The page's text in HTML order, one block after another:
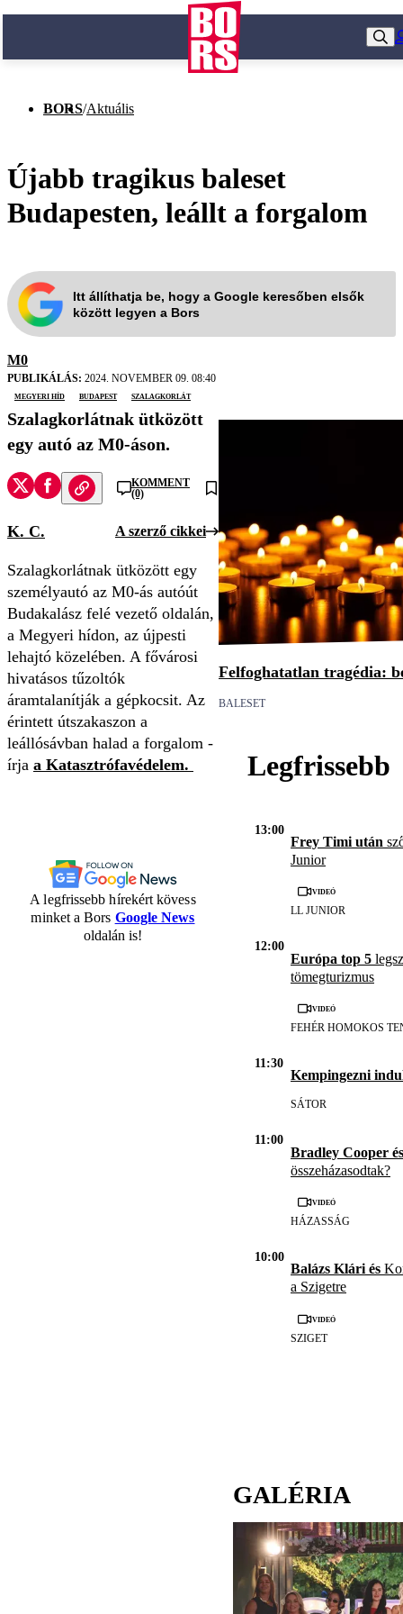
BORS/Aktuális
Újabb tragikus baleset
Budapesten, leállt a forgalom
Itt állíthatja be, hogy a Google keresőben elsők
között legyen a Bors
M0
PUBLIKÁLÁS: 2024. NOVEMBER 09. 08:40
Megyeri híd
Budapest szalagkorlát
Szalagkorlátnak ütközött
egy autó az M0-áson.
KOMMENT
(0)
K. C. A szerző cikkei
Szalagkorlátnak ütközött egy
személyautó az M0-ás autóút
Budakalász felé vezető oldalán,
a Megyeri hídon, az újpesti
lehajtó közelében. A fővárosi
hivatásos tűzoltók
áramtalanítják a gépkocsit. Az
érintett útszakaszon a
leállósávban halad a forgalom -
írja a Katasztrófavédelem.
A legfrissebb hírekért kövess
minket a Bors Google News
oldalán is!
Felfoghatatlan tragédia:
BALESET
Legfrissebb
13:00
Frey Timi után
Junior
Videó
LL JUNIOR
12:00
Európa top 5
tömegturizmus
Videó
FEHÉR HOMOKOS
11:30
Kempingezni
SÁTOR
11:00
Bradley Cooper és
összeházasodtak?
Videó
HÁZASSÁG
10:00
Balázs Klári és
a Szigetre
Videó
SZIGET
GALÉRIA